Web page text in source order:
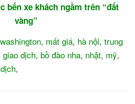
washington, mất giá, hà nội, trung
giao dịch, bồ đào nha, nhật, mỹ,
,